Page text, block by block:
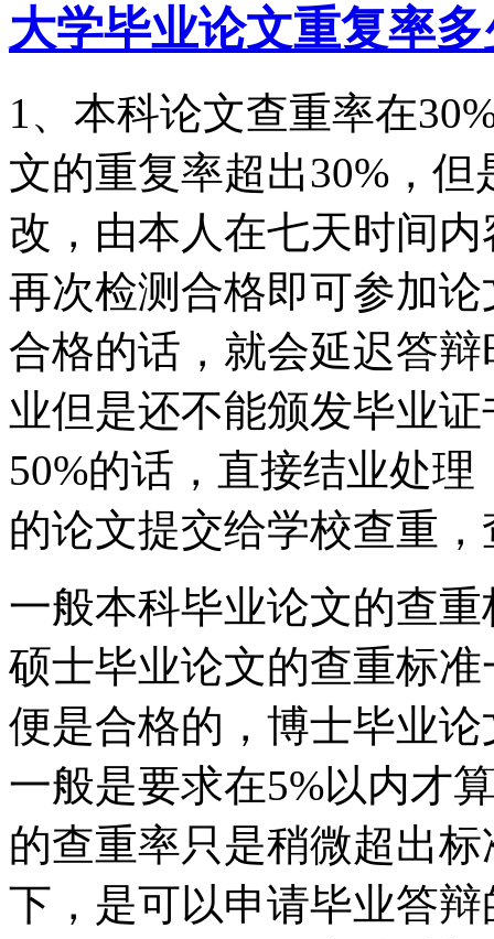
大学毕业论文重复率多
1、本科论文查重率在
文的重复率超出30%，
改，由本人在七天时间
再次检测合格即可参加
合格的话，就会延迟答
业但是还不能颁发毕业
50%的话，直接结业处
的论文提交给学校查重
一般本科毕业论文的查
硕士毕业论文的查重标
便是合格的，博士毕业
一般是要求在5%以内才
的查重率只是稍微超出
下，是可以申请毕业答